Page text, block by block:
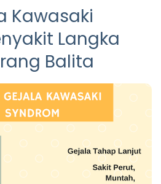
Kawasaki
Langka
Balita